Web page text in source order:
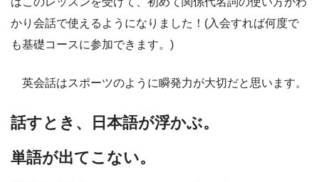
かり会話で使えるようになりました！(入会すれば何度で
も基礎コースに参加できます。)
英会話はスポーツのように瞬発力が大切だと思います。
話すとき、日本語が浮かぶ。
単語が出てこない。